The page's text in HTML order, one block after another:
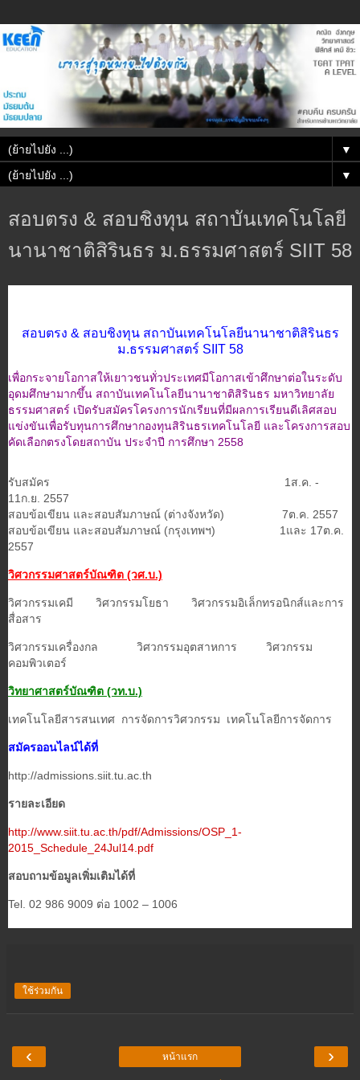
▼
▼
สอบตรง & สอบชิงทุน สถาบันเทคโนโลยี
นานาชาติสิรินธร ม.ธรรมศาสตร์ SIIT 58
สอบตรง & สอบชิงทุน สถาบันเทคโนโลยีนานาชาติสิรินธร
ม.ธรรมศาสตร์ SIIT 58
เพื่อกระจายโอกาสให้เยาวชนทั่วประเทศมีโอกาสเข้าศึกษาต่อในระดับ
อุดมศึกษามากขึ้น สถาบันเทคโนโลยีนานาชาติสิรินธร มหาวิทยาลัย
ธรรมศาสตร์ เปิดรับสมัครโครงการนักเรียนที่มีผลการเรียนดีเลิศสอบ
แข่งขันเพื่อรับทุนการศึกษากองทุนสิรินธรเทคโนโลยี และโครงการสอบ
คัดเลือกตรงโดยสถาบัน ประจําปี การศึกษา 2558
รับสมัคร 1ส.ค. -
11ก.ย. 2557
สอบข้อเขียน และสอบสัมภาษณ์ (ต่างจังหวัด) 7ต.ค. 2557
สอบข้อเขียน และสอบสัมภาษณ์ (กรุงเทพฯ) 1และ 17ต.ค.
2557
วิศวกรรมศาสตร์บัณฑิต (วศ.บ.)
วิศวกรรมเคมี วิศวกรรมโยธา วิศวกรรมอิเล็กทรอนิกส์และการ
สื่อสาร
วิศวกรรมเครื่องกล วิศวกรรมอุตสาหการ วิศวกรรม
คอมพิวเตอร์
วิทยาศาสตร์บัณฑิต (วท.บ.)
เทคโนโลยีสารสนเทศ การจัดการวิศวกรรม เทคโนโลยีการจัดการ
สมัครออนไลน์ได้ที่
http://admissions.siit.tu.ac.th
รายละเอียด
http://www.siit.tu.ac.th/pdf/Admissions/OSP_1-
2015_Schedule_24Jul14.pdf
สอบถามข้อมูลเพิ่มเติมได้ที่
Tel. 02 986 9009 ต่อ 1002 – 1006
ใช้ร่วมกัน
‹ ›
หน้าแรก